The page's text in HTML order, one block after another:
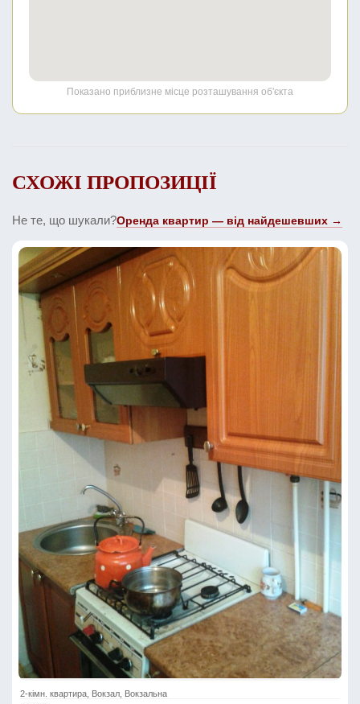
Показано приблизне місце розташування об'єкта
СХОЖІ ПРОПОЗИЦІЇ
Не те, що шукали?Оренда квартир — від найдешевших →
2-кімн. квартира, Вокзал, Вокзальна